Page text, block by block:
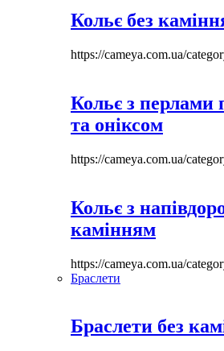
Кольє без
https://cameya.com.ua/
Кольє з перлами
та оніксом
https://cameya.com.ua/
Кольє з
камінням
https://cameya.com.ua/
Браслети
Браслети без